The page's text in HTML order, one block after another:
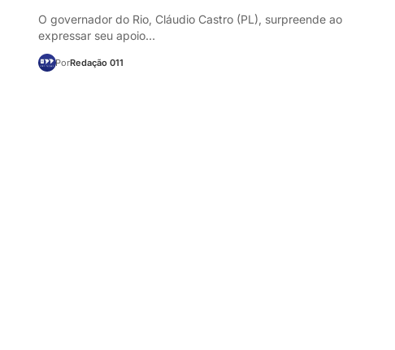
O governador do Rio, Cláudio Castro (PL), surpreende ao
expressar seu apoio…
PorRedação 011